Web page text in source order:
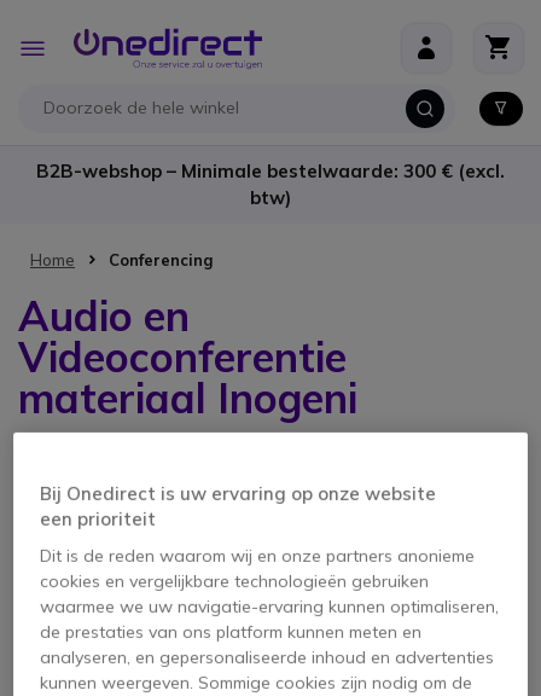
Toggle
Nav
B2B-webshop – Minimale bestelwaarde: 300 € (excl.
btw)
Home Conferencing
Audio en
Videoconferentie
materiaal Inogeni
3 producten
Bij Onedirect is uw ervaring op onze website
een prioriteit
Dit is de reden waarom wij en onze partners anonieme
cookies en vergelijkbare technologieën gebruiken
waarmee we uw navigatie-ervaring kunnen optimaliseren,
de prestaties van ons platform kunnen meten en
analyseren, en gepersonaliseerde inhoud en advertenties
kunnen weergeven. Sommige cookies zijn nodig om de